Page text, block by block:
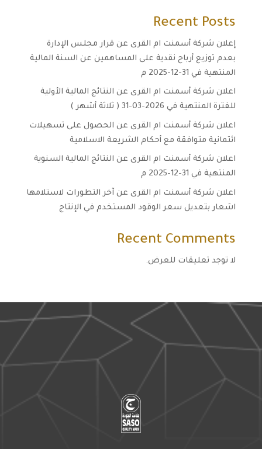
Recent Posts
إعلان شركة أسمنت ام القرى عن قرار مجلس الإدارة
بعدم توزيع أرباح نقدية على المساهمين عن السنة المالية
المنتهية في 31-12-2025 م
اعلان شركة أسمنت ام القرى عن النتائج المالية الأولية
للفترة المنتهية في 2026-03-31 ( ثلاثة أشهر )
اعلان شركة أسمنت ام القرى عن الحصول على تسهيلات
ائتمانية متوافقة مع أحكام الشريعة الاسلامية
اعلان شركة أسمنت ام القرى عن النتائج المالية السنوية
المنتهية في 31-12-2025 م
اعلان شركة أسمنت ام القرى عن آخر التطورات لاستلامها
اشعار بتعديل سعر الوقود المستخدم في الإنتاج
Recent Comments
لا توجد تعليقات للعرض.